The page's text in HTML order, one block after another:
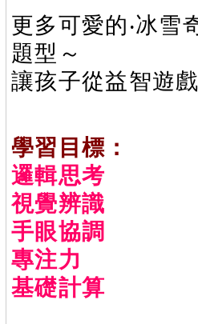
更多可愛的‧冰雪
題型～
讓孩子從益智遊
學習目標：
邏輯思考
視覺辨識
手眼協調
專注力
基礎計算